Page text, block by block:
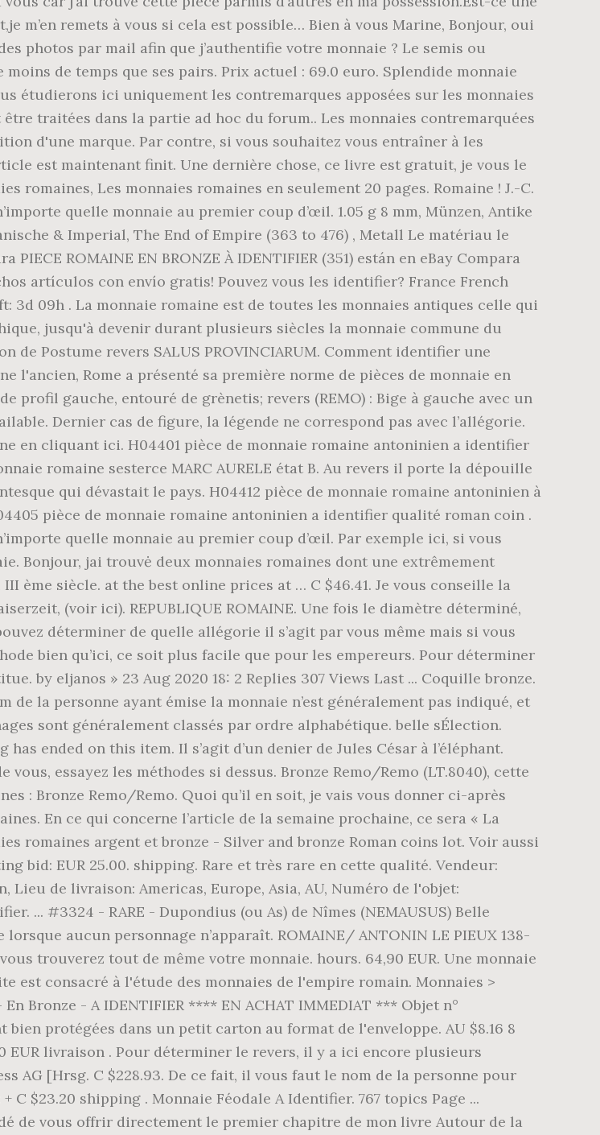
[Hrsg. C $228.93. De ce fait, il vous faut le nom de la personne pour
$23.20 shipping . Monnaie Féodale A Identifier. 767 topics Page ...
de vous offrir directement le premier chapitre de mon livre Autour de la